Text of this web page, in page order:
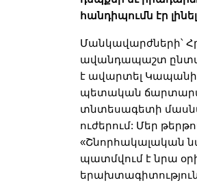
հանդիպումն էր
Մանկավարժների՝
ավանդապաշտ
է ավարտել Կապանի
պետական
տնտեսագետի
ուժերում: Մեր
«Շնորհակալական
պատմվում է նրա